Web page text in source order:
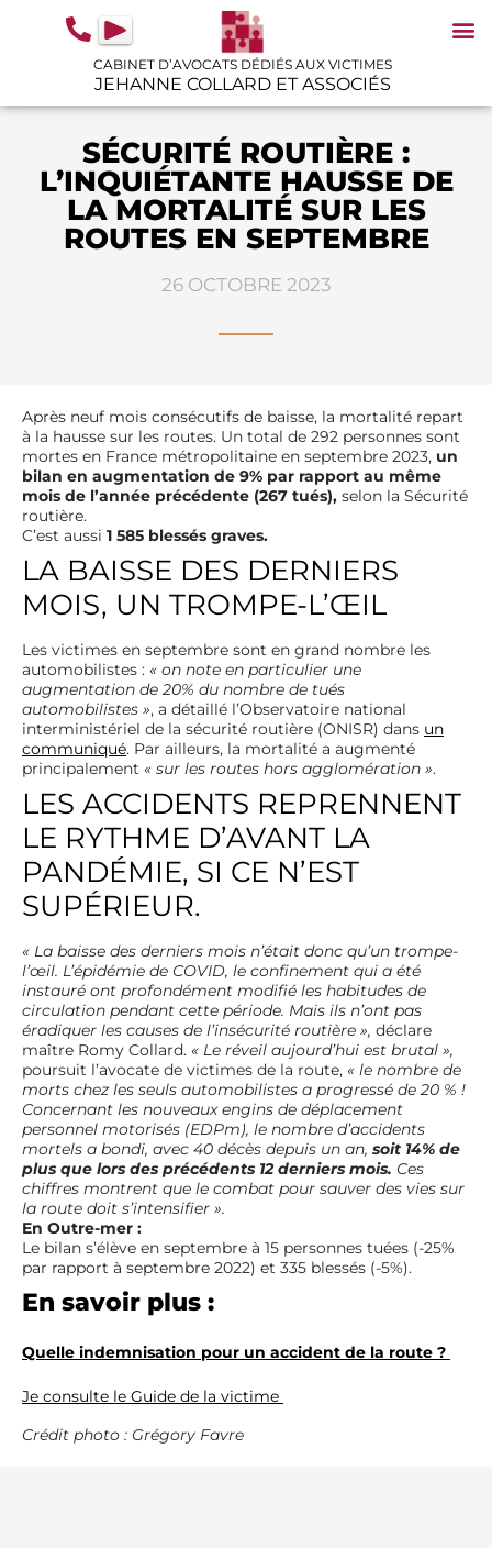
principal
CABINET D’AVOCATS DÉDIÉS AUX VICTIMES
JEHANNE COLLARD ET ASSOCIÉS
SÉCURITÉ ROUTIÈRE :
L’INQUIÉTANTE HAUSSE DE
LA MORTALITÉ SUR LES
ROUTES EN SEPTEMBRE
26 OCTOBRE 2023
Après neuf mois consécutifs de baisse, la mortalité repart
à la hausse sur les routes. Un total de 292 personnes sont
mortes en France métropolitaine en septembre 2023, un
bilan en augmentation de 9% par rapport au même
mois de l’année précédente (267 tués), selon la Sécurité
routière.
C’est aussi 1 585 blessés graves.
LA BAISSE DES DERNIERS
MOIS, UN TROMPE-L’ŒIL
Les victimes en septembre sont en grand nombre les
automobilistes : « on note en particulier une
augmentation de 20% du nombre de tués
automobilistes », a détaillé l’Observatoire national
interministériel de la sécurité routière (ONISR) dans un
communiqué. Par ailleurs, la mortalité a augmenté
principalement « sur les routes hors agglomération ».
LES ACCIDENTS REPRENNENT
LE RYTHME D’AVANT LA
PANDÉMIE, SI CE N’EST
SUPÉRIEUR.
« La baisse des derniers mois n’était donc qu’un trompe-
l’œil. L’épidémie de COVID, le confinement qui a été
instauré ont profondément modifié les habitudes de
circulation pendant cette période. Mais ils n’ont pas
éradiquer les causes de l’insécurité routière », déclare
maître Romy Collard. « Le réveil aujourd’hui est brutal »,
poursuit l’avocate de victimes de la route, « le nombre de
morts chez les seuls automobilistes a progressé de 20 % !
Concernant les nouveaux engins de déplacement
personnel motorisés (EDPm), le nombre d’accidents
mortels a bondi, avec 40 décès depuis un an, soit 14% de
plus que lors des précédents 12 derniers mois. Ces
chiffres montrent que le combat pour sauver des vies sur
la route doit s’intensifier ».
En Outre-mer :
Le bilan s’élève en septembre à 15 personnes tuées (-25%
par rapport à septembre 2022) et 335 blessés (-5%).
En savoir plus :
Quelle indemnisation pour un accident de la route ?
Je consulte le Guide de la victime
Crédit photo : Grégory Favre